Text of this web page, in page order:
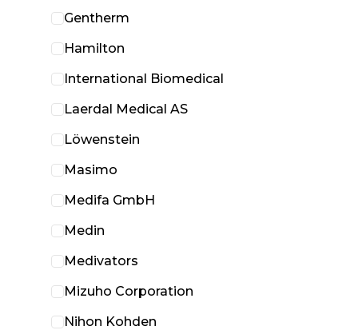
Gentherm
Hamilton
International Biomedical
Laerdal Medical AS
Löwenstein
Masimo
Medifa GmbH
Medin
Medivators
Mizuho Corporation
Nihon Kohden